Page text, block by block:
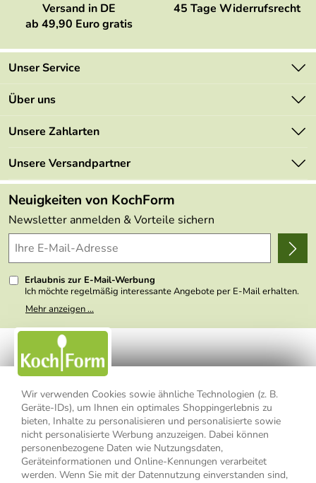
Wir verwenden Cookies sowie ähnliche Technologien (z. B.
Geräte-IDs), um Ihnen ein optimales Shoppingerlebnis zu
bieten, Inhalte zu personalisieren und personalisierte sowie
nicht personalisierte Werbung anzuzeigen. Dabei können
personenbezogene Daten wie Nutzungsdaten,
Geräteinformationen und Online-Kennungen verarbeitet
werden. Wenn Sie mit der Datennutzung einverstanden sind,
Versand in DE
ab 49,90 Euro gratis
45 Tage Widerrufsrecht
Unser Service
Kontakt
Mehrwertsteuerfrei
Retourenportal
FAQs
Lieferbedingungen
Delivery Terms
Kundenlogin
Über uns
Marken
Angebote
Made in Germany
Themen
Wir über uns
Presse
Unsere Zahlarten
Unsere Versandpartner
Neuigkeiten von KochForm
Newsletter anmelden & Vorteile sichern
Erlaubnis zur E-Mail-Werbung
Ich möchte regelmäßig interessante Angebote per E-Mail erhalten.
Meine E-Mail-Adresse wird nicht an andere Unternehmen
weitergegeben. Zu statistischen Zwecken wird in anonymer Form
nicht erkennbar, welche konkrete Person geklickt hat. Diese
Einwilligung zur Nutzung meiner E-Mail- Adresse für Werbezwecke
kann ich jederzeit mit Wirkung für die Zukunft widerrufen, indem ich
den Link "Abmelden" am Ende des Newsletters anklicke oder die
Option Newsletter im Mitgliederbereich deaktiviere. Die
Mehr anzeigen ...
Impressum Datenschutzerklärung
AGB
Widerrufsbelehrung
Widerrufsformular